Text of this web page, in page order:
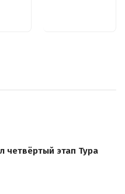
четвёртый этап Тура